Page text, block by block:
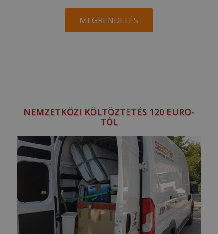
MEGRENDELÉS
NEMZETKÖZI KÖLTÖZTETÉS 120 EURO-
TÓL